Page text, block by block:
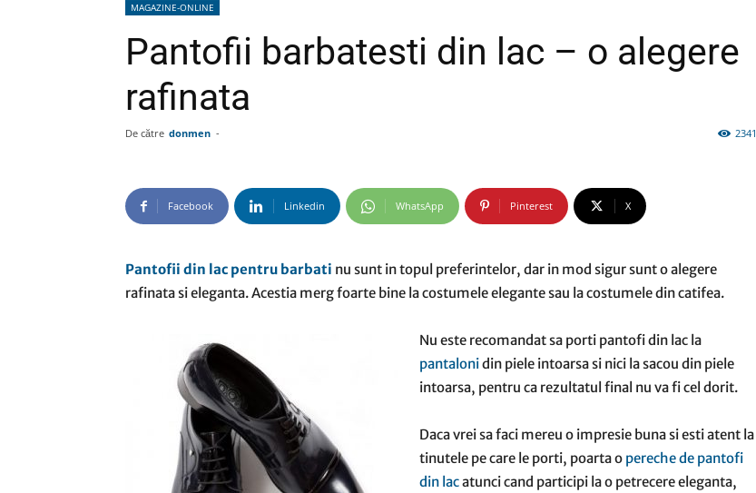
comunicate
de
MAGAZINE-ONLINE
Pantofii barbatesti din lac – o alegere
rafinata
De către donmen - 2341
Facebook Linkedin WhatsApp Pinterest X
Pantofii din lac pentru barbati nu sunt in topul preferintelor, dar in mod sigur sunt o alegere
rafinata si eleganta. Acestia merg foarte bine la costumele elegante sau la costumele din catifea.
Nu este recomandat sa porti pantofi din lac la
pantalonidin piele intoarsa si nici la sacou din piele
intoarsa, pentru ca rezultatul final nu va fi cel dorit.
Daca vrei sa faci mereu o impresie buna si esti atent la
tinutele pe care le porti, poarta o pereche de pantofi
din lacatunci cand participi la o petrecere eleganta,